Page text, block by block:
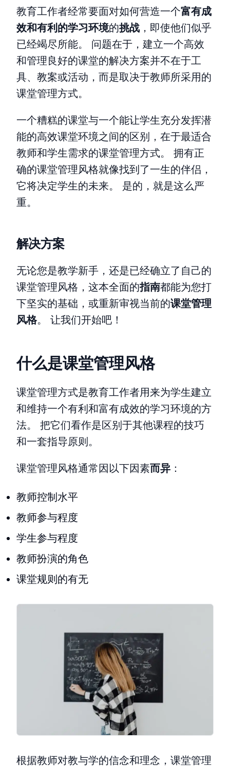
教育工作者经常要面对如何营造一个富有成
效和有利的学习环境的挑战 ，即使他们似乎
已经竭尽所能。 问题在于，建立一个高效
和管理良好的课堂的解决方案并不在于工
具、教案或活动，而是取决于教师所采用的
课堂管理方式。
一个糟糕的课堂与一个能让学生充分发挥潜
能的高效课堂环境之间的区别，在于最适合
教师和学生需求的课堂管理方式。 拥有正
确的课堂管理风格就像找到了一生的伴侣，
它将决定学生的未来。 是的，就是这么严
重。
解决方案
无论您是教学新手，还是已经确立了自己的
课堂管理风格，这本全面的指南都能为您打
下坚实的基础，或重新审视当前的课堂管理
风格。 让我们开始吧！
什么是课堂管理风格
课堂管理方式是教育工作者用来为学生建立
和维持一个有利和富有成效的学习环境的方
法。 把它们看作是区别于其他课程的技巧
和一套指导原则。
课堂管理风格通常因以下因素而异 ：
教师控制水平
教师参与程度
学生参与程度
教师扮演的角色
课堂规则的有无
根据教师对教与学的信念和理念，课堂管理